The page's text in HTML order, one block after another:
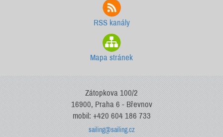
RSS kanály
Mapa stránek
Zátopkova 100/2
16900, Praha 6 - Břevnov
mobil: +420 604 186 733
sailing@sailing.cz